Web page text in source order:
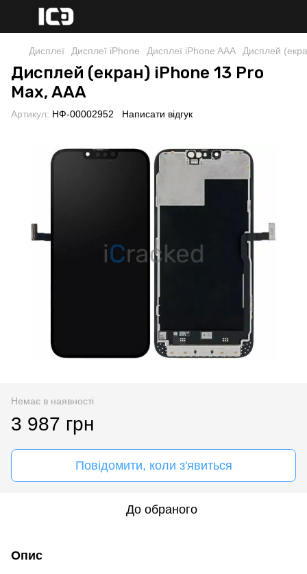
Дисплеї Дисплеї iPhone Дисплеї iPhone AAA Дисплей
Дисплей (екран) iPhone 13 Pro
Max, AAA
Артикул: НФ-00002952 Написати відгук
Немає в наявності
3 987 грн
Повідомити, коли з'явиться
До обраного
Опис